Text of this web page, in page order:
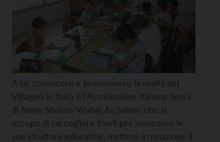
A far conoscere e promuovere la realtà del
Villaggio in Italia è l'Associazione Italiana Amici
di Neve Shalom-Wahat As Salam, che si
occupa di raccogliere fondi per sostenere le
sue strutture educative, mettere in relazione il